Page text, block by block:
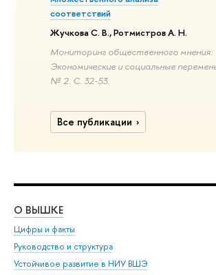
соответствий
Жучкова С. В., Ротмистров А. Н.
Мониторинг общественного мнения:
Экономические и социальные
№ 2. С. 32-53.
Все публикации
О ВЫШКЕ
Цифры и факты
Руководство и структура
Устойчивое развитие в НИУ ВШЭ